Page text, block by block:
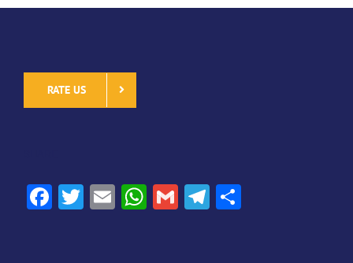
RATE US
Facebook
Twitter
EmailWhatsApp
GmailTelegram